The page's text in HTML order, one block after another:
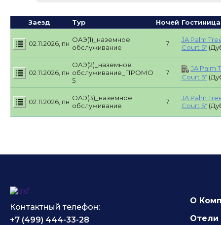
Заезд Тур Ночей Гостиница
02.11.2026, пн ОАЭ(1)_наземное
обслуживание
7
JA Palm
Court 5*
02.11.2026, пн
ОАЭ(2)_наземное
обслуживание_ПРОМО
5
7
JA Palm
Court 5*
02.11.2026, пн ОАЭ(3)_наземное
обслуживание
7
JA Palm
Court 5*
Контактный телефон:
+7 (499) 444-33-28
О
Отели